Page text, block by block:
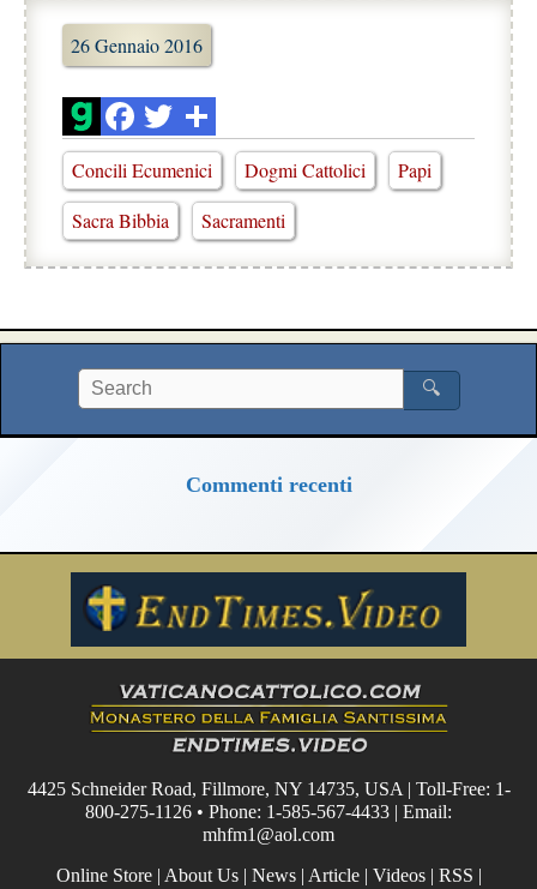
26 Gennaio 2016
Concili Ecumenici Dogmi Cattolici
Papi
Sacra Bibbia
Sacramenti
🔍
Commenti recenti
4425 Schneider Road, Fillmore, NY 14735, USA | Toll-Free: 1-
800-275-1126 • Phone: 1-585-567-4433 | Email:
mhfm1@aol.com
Online Store| About Us| News| Article| Videos| RSS |